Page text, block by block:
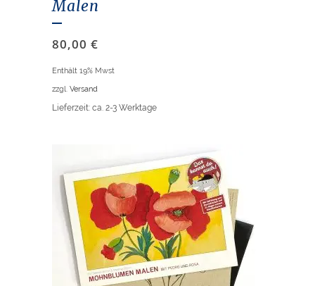
Malen
80,00 €
Enthält 19% Mwst
zzgl. Versand
Lieferzeit: ca. 2-3 Werktage